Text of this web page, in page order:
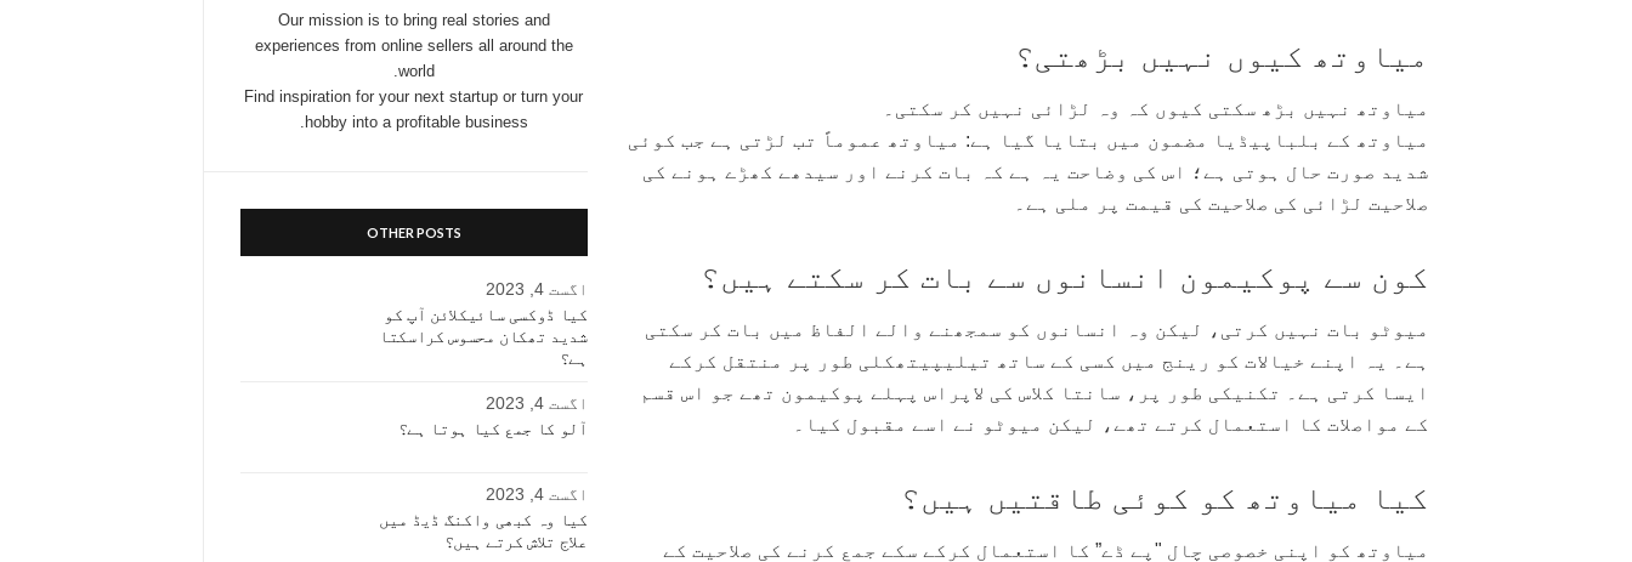
میاوتھ کیوں نہیں بڑھتی؟
میاوتھ نہیں بڑھ سکتی کیوں کہ وہ لڑائی نہیں کر سکتی۔
میاوتھ کے بلباپیڈیا مضمون میں بتایا گیا ہے: میاوتھ عموماً تب لڑتی ہے جب کوئی
شدید صورت حال ہوتی ہے؛ اس کی وضاحت یہ ہے کہ بات کرنے اور سیدھے کھڑے ہونے کی
صلاحیت لڑائی کی صلاحیت کی قیمت پر ملی ہے۔
کون سے پوکیمون انسانوں سے بات کر سکتے ہیں؟
میوٹو بات نہیں کرتی، لیکن وہ انسانوں کو سمجھنے والے الفاظ میں بات کر سکتی
ہے۔ یہ اپنے خیالات کو رینج میں کسی کے ساتھ تیلیپیتھکلی طور پر منتقل کرکے
ایسا کرتی ہے۔ تکنیکی طور پر، سانتا کلاس کی لاپراس پہلے پوکیمون تھے جو اس قسم
کے مواصلات کا استعمال کرتے تھے، لیکن میوٹو نے اسے مقبول کیا۔
کیا میاوتھ کو کوئی طاقتیں ہیں؟
میاوتھ کو اپنی خصوصی چال "پے ڈے” کا استعمال کرکے سکے جمع کرنے کی صلاحیت کے
Our mission is to bring real stories and
experiences from online sellers all around the
world.
Find inspiration for your next startup or turn your
hobby into a profitable business.
OTHER POSTS
اگست 4, 2023
کیا ڈوکسی سائیکلائن آپ کو
شدید تھکان محسوس کراسکتا
ہے؟
اگست 4, 2023
آلو کا جمع کیا ہوتا ہے؟
اگست 4, 2023
کیا وہ کبھی واکنگ ڈیڈ میں
علاج تلاش کرتے ہیں؟